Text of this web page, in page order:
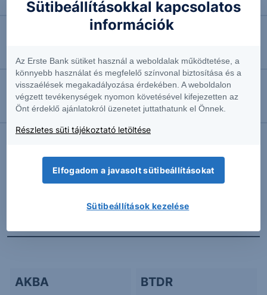
Négyhavi mélyponton a forint
EURUSD: munkapiaci jelentésre várva
2026.08.07. 10:37
Megint emelkedésben az olaj
További Erste elemzések
AKBA BTDR
Sütibeállításokkal kapcsolatos
információk
Az Erste Bank sütiket használ a weboldalak működtetése, a
könnyebb használat és megfelelő színvonal biztosítása és a
visszaélések megakadályozása érdekében. A weboldalon
végzett tevékenységek nyomon követésével kifejezetten az
Önt érdeklő ajánlatokról üzenetet juttathatunk el Önnek.
Részletes süti tájékoztató letöltése
Elfogadom a javasolt sütibeállításokat
Sütibeállítások kezelése